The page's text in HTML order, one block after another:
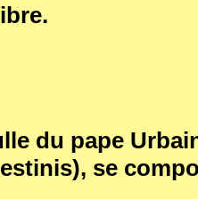
du pape
se